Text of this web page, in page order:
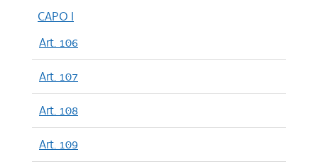
CAPO I
Art. 106
Art. 107
Art. 108
Art. 109